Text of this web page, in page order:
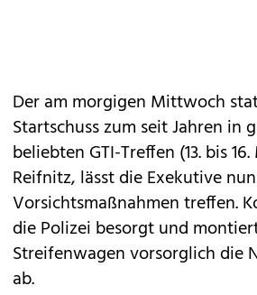
Der am morgigen Mittwoch
Startschuss zum seit Jahren in
beliebten GTI-Treffen (13. bis
Reifnitz, lässt die Exekutive
Vorsichtsmaßnahmen treffen.
die Polizei besorgt und
Streifenwagen vorsorglich die
ab.